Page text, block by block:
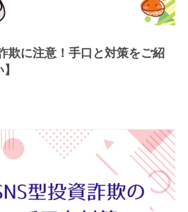
欺に注意！手口と対策をご紹